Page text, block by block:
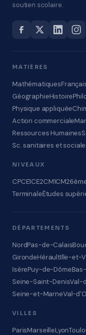
soutien scolaire.
MATIÈRES
Mathématiques
GéographieHistoire
Physique appliquée
Action commerciale
Ressources Humaines
Sc. sanitaires et
NIVEAUX
CPCE1CE2CM1CM2
TerminaleÉtudes
DÉPARTEMENTS
NordPas-de-Calais
GirondeHéraultIlle-et-
IsèrePuy-de-Dôme
Seine-Saint-DenisVal-
Seine-et-MarneVal-
VILLES
ParisMarseilleLyon